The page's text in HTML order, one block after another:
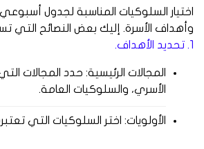
اختيار السلوكيات المناسبة لجدول
وأهداف الأسرة. إليك بعض النصائح التي
1. تحديد الأهداف.
المجالات الرئيسية: حدد المجالات
الأسري، والسلوكيات العامة.
الأولويات: اختر السلوكيات التي